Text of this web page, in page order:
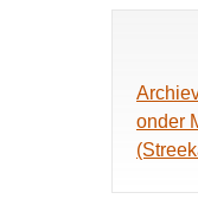
onder